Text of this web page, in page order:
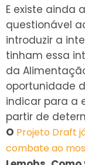
E existe ainda
questionável
introduzir a
tinham essa
da
oportunidade
indicar para a
partir de
O Projeto Draft
combate ao